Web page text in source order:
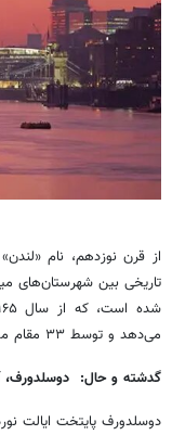
از قرن نوزدهم، نام
تاریخی بین شهرستان‌های
می‌دهد و توسط ۳۳ مقام محلی و اداره لندن بزرگ اداره می‌شود.
گدشته و حال: دوسلدورف،
دوسلدورف پایتخت ایالت